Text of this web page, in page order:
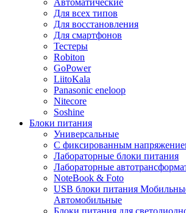
Автоматические
Для всех типов
Для восстановления
Для смартфонов
Тестеры
Robiton
GoPower
LiitoKala
Panasonic eneloop
Nitecore
Soshine
Блоки питания
Универсальные
C фиксированным
Лабораторные блоки питания
Лабораторные
NoteBook & Foto
USB блоки питания
Автомобильные
Блоки питания для